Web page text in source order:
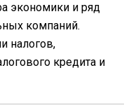
экономики и ряд
компаний.
налогов,
кредита и